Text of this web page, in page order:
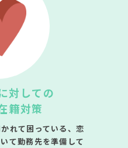
対しての
籍対策
れて困っている、恋
て勤務先を準備して